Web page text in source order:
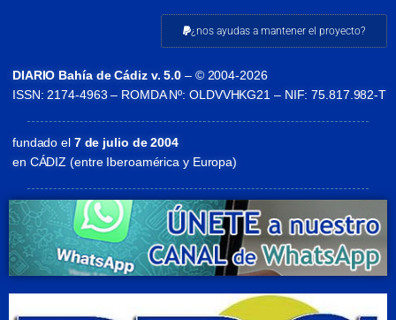
¿nos ayudas a mantener el proyecto?
DIARIO Bahía de Cádiz v. 5.0 – © 2004-2026
ISSN: 2174-4963 – ROMDA Nº: OLDVVHKG21 – NIF: 75.817.982-T
fundado el7 de julio de 2004
en CÁDIZ (entre Iberoamérica y Europa)